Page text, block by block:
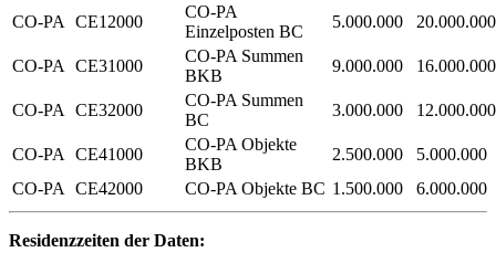
CO-PA CE12000
CO-PA
Einzelposten BC
5.000.000 20.000.000
CO-PA CE31000
CO-PA Summen
BKB
9.000.000 16.000.000
CO-PA CE32000
CO-PA Summen
BC
3.000.000 12.000.000
CO-PA CE41000
CO-PA Objekte
BKB
2.500.000
5.000.000
CO-PA
CE42000 CO-PA Objekte BC 1.500.000 6.000.000
Residenzzeiten der Daten: